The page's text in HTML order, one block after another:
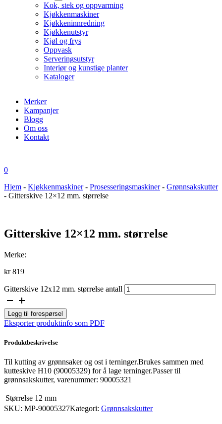
Kok, stek og oppvarming
Kjøkkenmaskiner
Kjøkkeninnredning
Kjøkkenutstyr
Kjøl og frys
Oppvask
Serveringsutstyr
Interiør og kunstige planter
Kataloger
Merker
Kampanjer
Blogg
Om oss
Kontakt
0
Hjem - Kjøkkenmaskiner- Prosesseringsmaskiner- Grønnsakskutter
- Gitterskive 12×12 mm. størrelse
Gitterskive 12×12 mm. størrelse
Merke:
kr819
Gitterskive 12x12 mm. størrelse antall
Legg til forespørsel
Eksporter produktinfo som PDF
Produktbeskrivelse
Til kutting av grønnsaker og ost i terninger.Brukes sammen med
kutteskive H10 (90005329) for å lage terninger.Passer til
grønnsakskutter, varenummer: 90005321
Størrelse 12 mm
SKU: MP-90005327Kategori: Grønnsakskutter